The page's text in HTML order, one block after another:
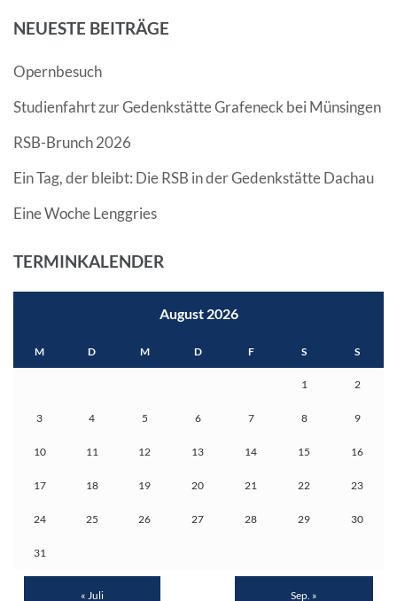
NEUESTE BEITRÄGE
Opernbesuch
Studienfahrt zur Gedenkstätte Grafeneck bei Münsingen
RSB-Brunch 2026
Ein Tag, der bleibt: Die RSB in der Gedenkstätte Dachau
Eine Woche Lenggries
TERMINKALENDER
August 2026
M D M D F S S
1 2
3 4 5 6 7 8 9
10 11 12 13 14 15 16
17 18 19 20 21 22 23
24 25 26 27 28 29 30
31
« Juli Sep. »